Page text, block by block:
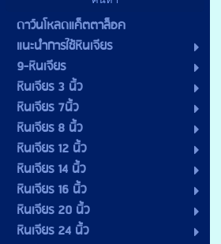
ดาว์นโหลดแค็ตตาล็อค
แนะนำการใช้หินเจียร
9-หินเจียร
หินเจียร 3 นิ้ว
หินเจียร 7นิ้ว
หินเจียร 8 นิ้ว
หินเจียร 12 นิ้ว
หินเจียร 14 นิ้ว
หินเจียร 16 นิ้ว
หินเจียร 20 นิ้ว
หินเจียร 24 นิ้ว